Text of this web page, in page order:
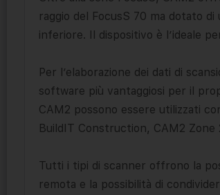
raggio del FocusS 70 ma dotato
inferiore. Il dispositivo è l’ideale
Per l’elaborazione dei dati di
software più vantaggiosi per il
CAM2 possono essere utilizzati
BuildIT Construction, CAM2
Tutti i tipi di scanner offrono la
remota e la possibilità di